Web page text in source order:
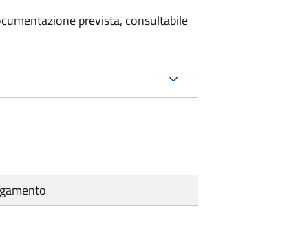
prevista, consultabile